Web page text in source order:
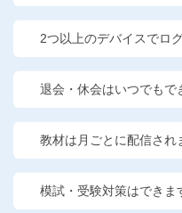
進研ゼミ 中学講座
進研ゼミ 中学講座 中
会員
2つ以上のデバイスでロ
退会・休会はいつでもで
教材は月ごとに配信され
模試・受験対策はできま